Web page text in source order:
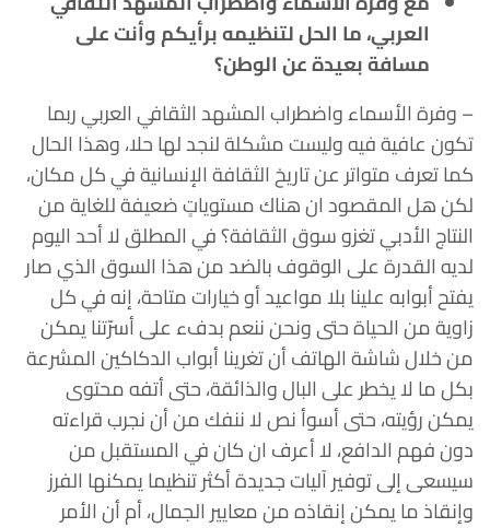
العربي، ما الحل لتنظيمه برأيكم وأنت على
مسافة بعيدة عن الوطن؟
– وفرة الأسماء واضطراب المشهد الثقافي العربي ربما
تكون عافية فيه وليست مشكلة لنجد لها حلا، وهذا الحال
كما تعرف متواتر عن تاريخ الثقافة الإنسانية في كل مكان،
لكن هل المقصود ان هناك مستوياتٍ ضعيفة للغاية من
النتاج الأدبي تغزو سوق الثقافة؟ في المطلق لا أحد اليوم
لديه القدرة على الوقوف بالضد من هذا السوق الذي صار
يفتح أبوابه علينا بلا مواعيد أو خيارات متاحة، إنه في كل
زاوية من الحياة حتى ونحن ننعم بدفء على أسرّتنا يمكن
من خلال شاشة الهاتف أن تغرينا أبواب الدكاكين المشرعة
بكل ما لا يخطر على البال والذائقة، حتى أتفه محتوى
يمكن رؤيته، حتى أسوأ نص لا ننفك من أن نجرب قراءته
دون فهم الدافع، لا أعرف ان كان في المستقبل من
سيسعى إلى توفير آليات جديدة أكثر تنظيما يمكنها الفرز
وإنقاذ ما يمكن إنقاذه من معايير الجمال، أم أن الأمر